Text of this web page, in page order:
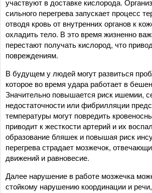
участвуют в доставке кислорода.
сильного перегрева запускает процесс
отводя кровь от внутренних органов к
охладить тело. В это время жизненно
перестают получать кислород, что
повреждениям.
В будущем у людей могут развиться
которое во время удара работает в
Значительно повышается риск ишемии,
недостаточности или фибрилляции
температуры могут повредить
приводит к жесткости артерий и их
образование бляшек и повышая риск
перегрева страдает мозжечок,
движений и равновесие.
Далее нарушение в работе мозжечка
стойкому нарушению координации и